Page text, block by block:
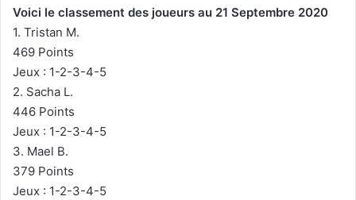
Voici le classement des joueurs au 21 Septembre 2020
1. Tristan M.
469 Points
Jeux : 1-2-3-4-5
2. Sacha L.
446 Points
Jeux : 1-2-3-4-5
3. Mael B.
379 Points
Jeux : 1-2-3-4-5